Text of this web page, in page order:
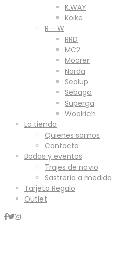
K.WAY
Koike
R – W
RRD
MC2
Moorer
Norda
Sealup
Sebago
Superga
Woolrich
La tienda
Quienes somos
Contacto
Bodas y eventos
Trajes de novio
Sastrería a medida
Tarjeta Regalo
Outlet